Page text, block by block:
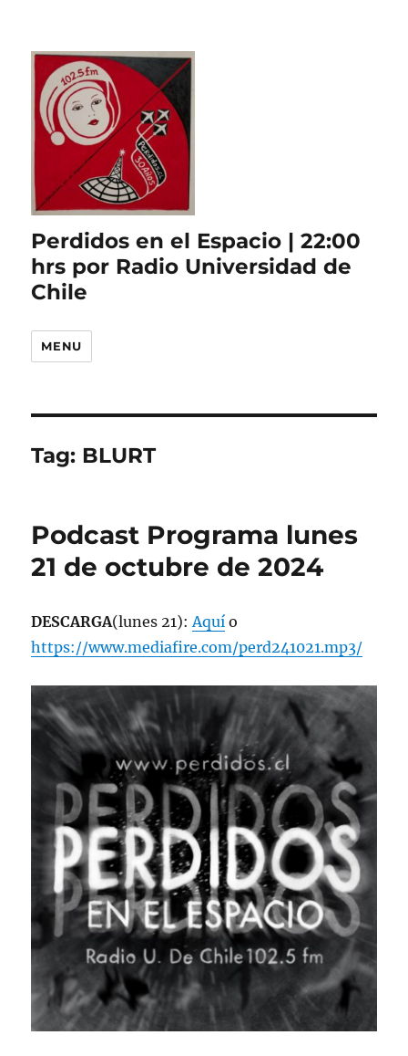
Perdidos en el Espacio | 22:00
hrs por Radio Universidad de
Chile
MENU
Tag: BLURT
Podcast Programa lunes
21 de octubre de 2024
DESCARGA(lunes 21):Aquí o
https://www.mediafire.com/perd241021.mp3/